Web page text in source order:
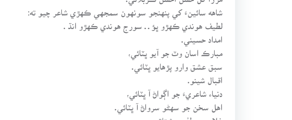
شاهه سائينءَ کي پنهنجو سونهون سمجهي ڪهڙي شاعر چيو ته:
لطيف هوندي ڪهڙو ڀؤ ـ ـ سورج هوندي ڪهڙو انڌ .
امداد حسيني.
مبارڪ اسان وٽ جو آيو ڀٽائي،
سبق عشق وارو پڙهايو ڀٽائي.
اقبال شينو.
دنياء شاعريءَ جو اڳواڻ آ ڀٽائي،
اهل سخن جو سهڻو سرواڻ آ ڀٽائي.
غلام مصطفى مشتاق.